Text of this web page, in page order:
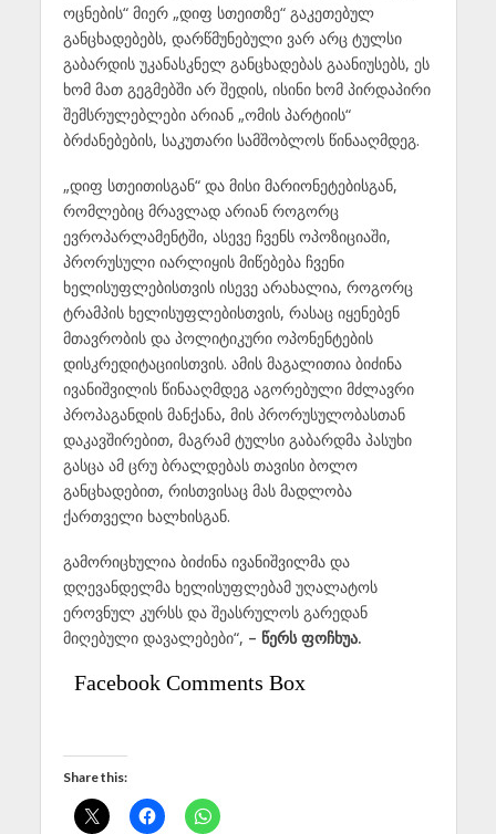
ოცნების“ მიერ „დიფ სთეითზე“ გაკეთებულ
განცხადებებს, დარწმუნებული ვარ არც ტულსი
გაბარდის უკანასკნელ განცხადებას გაანიუსებს, ეს
ხომ მათ გეგმებში არ შედის, ისინი ხომ პირდაპირი
შემსრულებლები არიან „ომის პარტიის“
ბრძანებების, საკუთარი სამშობლოს წინააღმდეგ.
„დიფ სთეითისგან“ და მისი მარიონეტებისგან,
რომლებიც მრავლად არიან როგორც
ევროპარლამენტში, ასევე ჩვენს ოპოზიციაში,
პრორუსული იარლიყის მიწებება ჩვენი
ხელისუფლებისთვის ისევე არახალია, როგორც
ტრამპის ხელისუფლებისთვის, რასაც იყენებენ
მთავრობის და პოლიტიკური ოპონენტების
დისკრედიტაციისთვის. ამის მაგალითია ბიძინა
ივანიშვილის წინააღმდეგ აგორებული მძლავრი
პროპაგანდის მანქანა, მის პრორუსულობასთან
დაკავშირებით, მაგრამ ტულსი გაბარდმა პასუხი
გასცა ამ ცრუ ბრალდებას თავისი ბოლო
განცხადებით, რისთვისაც მას მადლობა
ქართველი ხალხისგან.
გამორიცხულია ბიძინა ივანიშვილმა და
დღევანდელმა ხელისუფლებამ უღალატოს
ეროვნულ კურსს და შეასრულოს გარედან
მიღებული დავალებები“, – წერს ფოჩხუა.
Facebook Comments Box
Share this: